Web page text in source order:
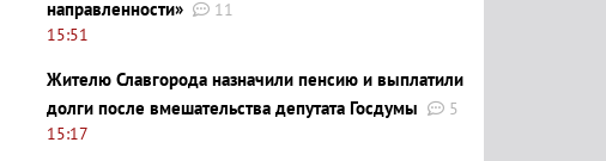
направленности»
11
15:51
Жителю Славгорода назначили пенсию и выплатили
долги после вмешательства депутата Госдумы
5
15:17